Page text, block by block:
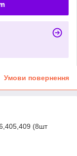
Умови повернення
(8шт